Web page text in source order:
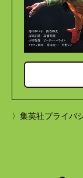
〉集英社プライバ